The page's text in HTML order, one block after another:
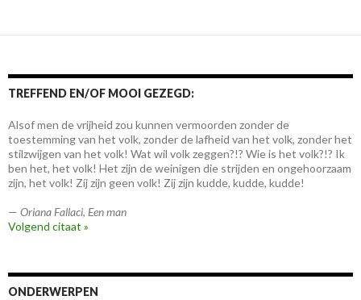
TREFFEND EN/OF MOOI GEZEGD:
Alsof men de vrijheid zou kunnen vermoorden zonder de
toestemming van het volk, zonder de lafheid van het volk, zonder het
stilzwijgen van het volk! Wat wil volk zeggen?!? Wie is het volk?!? Ik
ben het, het volk! Het zijn de weinigen die strijden en ongehoorzaam
zijn, het volk! Zíj zijn geen volk! Zij zijn kudde, kudde, kudde!
— Oriana Fallaci, Een man
Volgend citaat »
ONDERWERPEN